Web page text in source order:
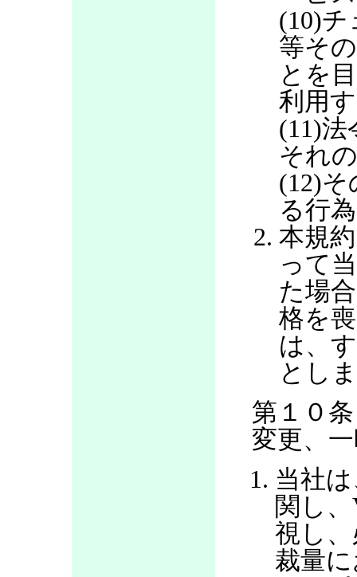
(10)
等そ
とを
利用
(11)
それ
(12)
る行
本規
って
た場
格を
は、
とし
第１０
変更、
当社
関し
視し
裁量